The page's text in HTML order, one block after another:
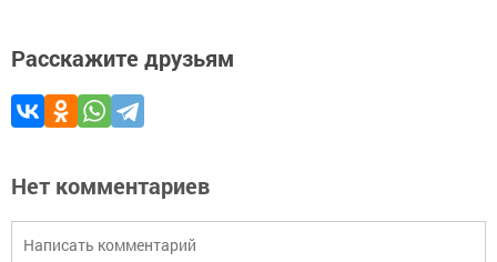
Расскажите друзьям
Нет комментариев